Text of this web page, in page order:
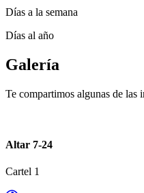
Días a la semana
Días al año
Galería
Te compartimos algunas de las
Altar 7-24
Cartel 1